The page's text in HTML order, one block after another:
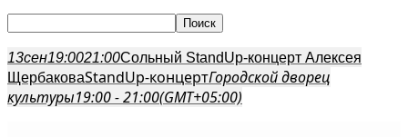
13сен19:0021:00Сольный StandUp-концерт Алексея
ЩербаковаStandUp-концертГородской дворец
культуры19:00 - 21:00(GMT+05:00)